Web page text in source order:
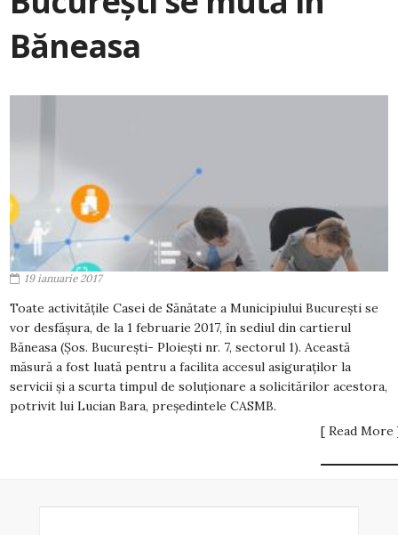
Băneasa
19 ianuarie 2017
Toate activitățile Casei de Sănătate a Municipiului București se
vor desfășura, de la 1 februarie 2017, în sediul din cartierul
Băneasa (Șos. București- Ploiești nr. 7, sectorul 1). Această
măsură a fost luată pentru a facilita accesul asiguraților la
servicii și a scurta timpul de soluționare a solicitărilor acestora,
potrivit lui Lucian Bara, președintele CASMB.
[ Read More